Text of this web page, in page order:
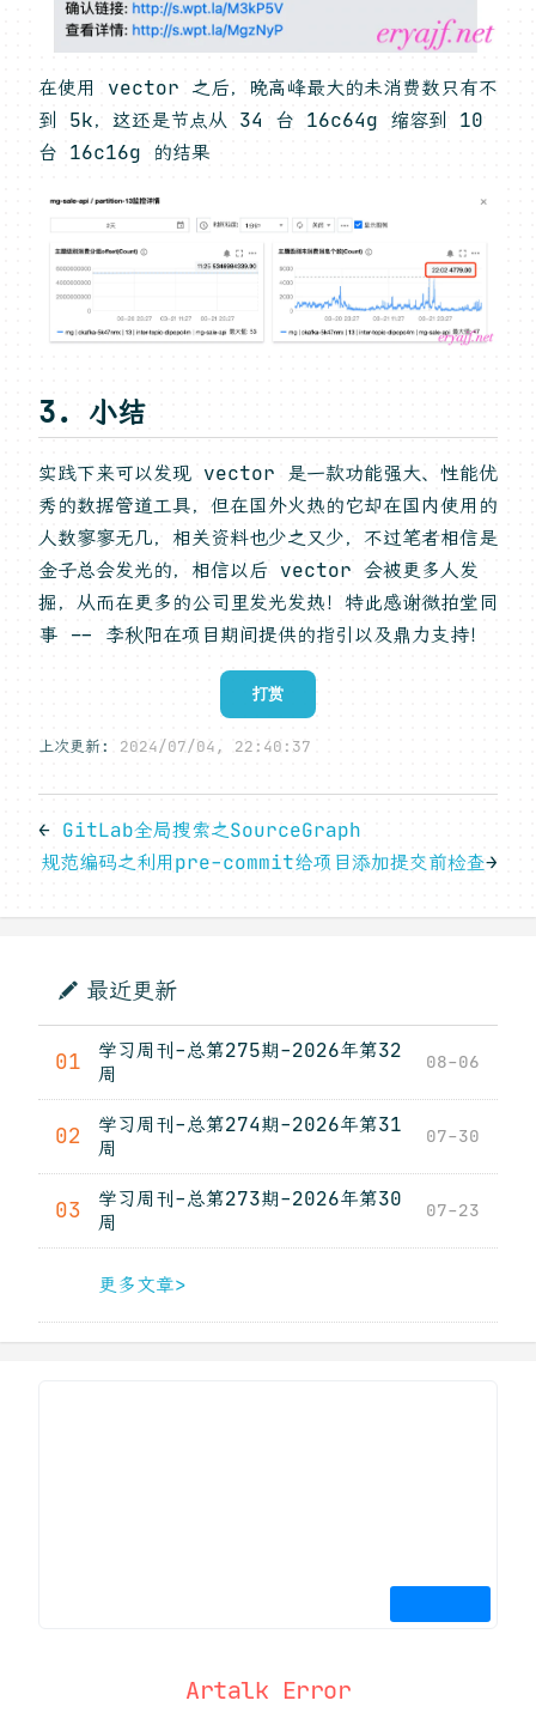
在使用 vector 之后，晚高峰最大的未消费数只有不
到 5k，这还是节点从 34 台 16c64g 缩容到 10
台 16c16g 的结果
3. 小结
实践下来可以发现 vector 是一款功能强大、性能优
秀的数据管道工具，但在国外火热的它却在国内使用的
人数寥寥无几，相关资料也少之又少，不过笔者相信是
金子总会发光的，相信以后 vector 会被更多人发
掘，从而在更多的公司里发光发热！特此感谢微拍堂同
事 -- 李秋阳在项目期间提供的指引以及鼎力支持！
打赏
上次更新: 2024/07/04, 22:40:37
← GitLab全局搜索之SourceGraph
规范编码之利用pre-commit给项目添加提交前检查→
最近更新
01
学习周刊-总第275期-2026年第32
周
08-06
02
学习周刊-总第274期-2026年第31
周
07-30
03
学习周刊-总第273期-2026年第30
周
07-23
更多文章>
Artalk Error